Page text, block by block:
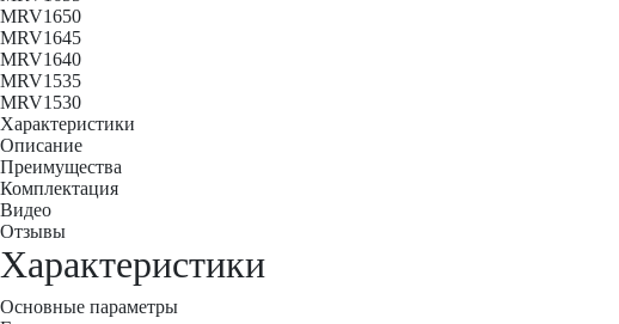
MRV1650
MRV1645
MRV1640
MRV1535
MRV1530
Характеристики
Описание
Преимущества
Комплектация
Видео
Отзывы
Характеристики
Основные параметры